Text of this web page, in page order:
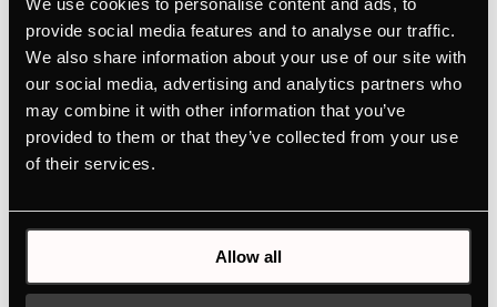
We use cookies to personalise content and ads, to
provide social media features and to analyse our traffic.
We also share information about your use of our site with
our social media, advertising and analytics partners who
may combine it with other information that you’ve
provided to them or that they’ve collected from your use
of their services.
Allow all
keuken tot zijn recht laat komen. Doordacht tot in het
kleinste detail - en uitgerust met innovatieve
technologieën zoals onze ökotherm® ovenkatalysator
voor kookervaringen op het hoogste niveau.